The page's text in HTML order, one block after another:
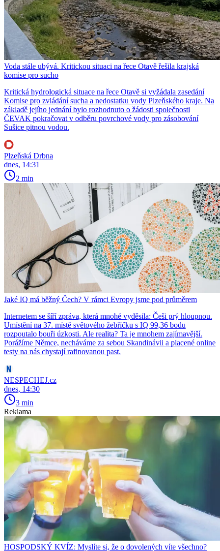
Voda stále ubývá. Kritickou situaci na řece Otavě řešila krajská
komise pro sucho
Kritická hydrologická situace na řece Otavě si vyžádala zasedání
Komise pro zvládání sucha a nedostatku vody Plzeňského kraje. Na
základě jejího jednání bylo rozhodnuto o žádosti společnosti
ČEVAK pokračovat v odběru povrchové vody pro zásobování
Sušice pitnou vodou.
Plzeňská Drbna
dnes, 14:31
2 min
Jaké IQ má běžný Čech? V rámci Evropy jsme pod průměrem
Internetem se šíří zpráva, která mnohé vyděsila: Češi prý hloupnou.
Umístění na 37. místě světového žebříčku s IQ 99,36 bodu
rozpoutalo bouři úzkosti. Ale realita? Ta je mnohem zajímavější.
Porážíme Němce, necháváme za sebou Skandinávii a placené online
testy na nás chystají rafinovanou past.
NESPECHEJ.cz
dnes, 14:30
3 min
Reklama
HOSPODSKÝ KVÍZ: Myslíte si, že o dovolených víte všechno?